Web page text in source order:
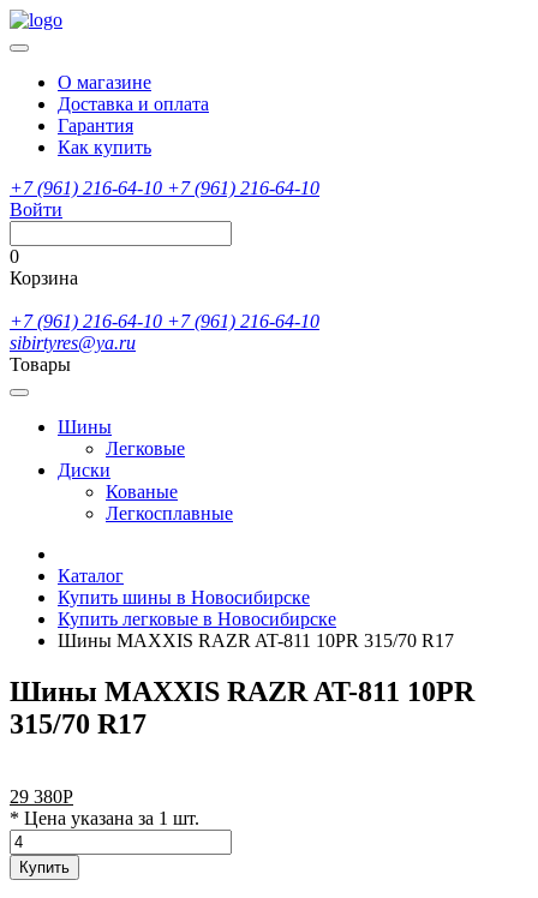
О магазине
Доставка и оплата
Гарантия
Как купить
+7 (961) 216-64-10 +7 (961) 216-64-10
Войти
0
Корзина
+7 (961) 216-64-10 +7 (961) 216-64-10
sibirtyres@ya.ru
Товары
Шины
Легковые
Диски
Кованые
Легкосплавные
Каталог
Купить шины в Новосибирске
Купить легковые в Новосибирске
Шины MAXXIS RAZR AT-811 10PR 315/70 R17
Шины MAXXIS RAZR AT-811 10PR
315/70 R17
29 380Р
* Цена указана за 1 шт.
Купить